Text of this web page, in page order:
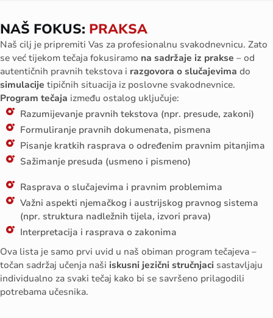
NAŠ FOKUS: PRAKSA
Naš cilj je pripremiti Vas za profesionalnu svakodnevnicu. Zato
se već tijekom tečaja fokusiramo na sadržaje iz prakse – od
autentičnih pravnih tekstova i razgovora o slučajevima do
simulacije tipičnih situacija iz poslovne svakodnevnice.
Program tečaja između ostalog uključuje:
Razumijevanje pravnih tekstova (npr. presude, zakoni)
Formuliranje pravnih dokumenata, pismena
Pisanje kratkih rasprava o određenim pravnim pitanjima
Sažimanje presuda (usmeno i pismeno)
Rasprava o slučajevima i pravnim problemima
Važni aspekti njemačkog i austrijskog pravnog sistema
(npr. struktura nadležnih tijela, izvori prava)
Interpretacija i rasprava o zakonima
Ova lista je samo prvi uvid u naš obiman program tečajeva –
točan sadržaj učenja naši iskusni jezični stručnjaci sastavljaju
individualno za svaki tečaj kako bi se savršeno prilagodili
potrebama učesnika.